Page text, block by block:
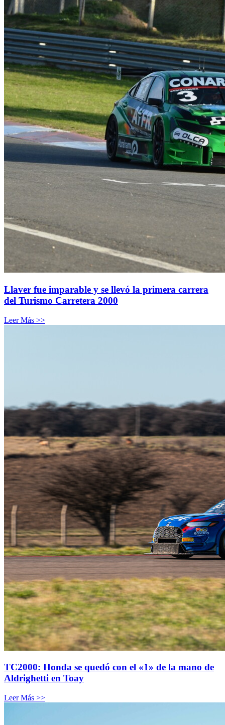
Llaver fue imparable y se llevó la primera carrera
del Turismo Carretera 2000
Leer Más >>
TC2000: Honda se quedó con el «1» de la mano de
Aldrighetti en Toay
Leer Más >>